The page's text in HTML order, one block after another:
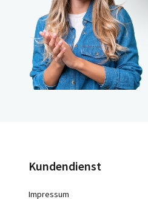
Kundendienst
Impressum